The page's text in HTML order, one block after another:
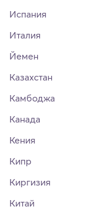
Испания
Италия
Йемен
Казахстан
Камбоджа
Канада
Кения
Кипр
Киргизия
Китай